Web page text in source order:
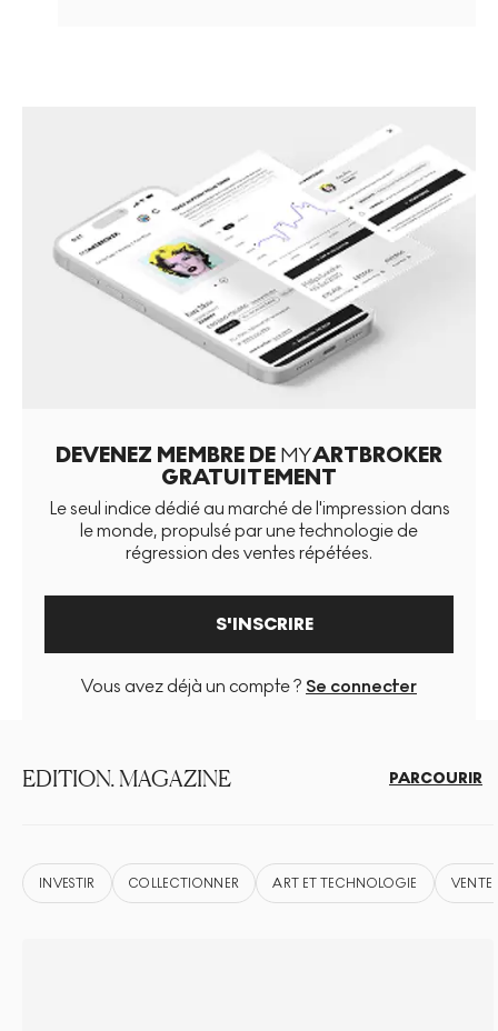
DEVENEZ MEMBRE DE MYARTBROKER
GRATUITEMENT
Le seul indice dédié au marché de l'impression dans
le monde, propulsé par une technologie de
régression des ventes répétées.
S'INSCRIRE
Vous avez déjà un compte ? Se connecter
EDITION. MAGAZINE PARCOURIR
INVESTIR COLLECTIONNER ART ET TECHNOLOGIE VENTE